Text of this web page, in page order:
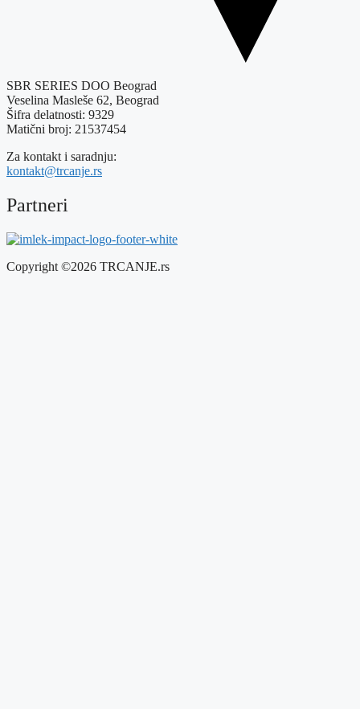
SBR SERIES DOO Beograd
Veselina Masleše 62, Beograd
Šifra delatnosti: 9329
Matični broj: 21537454
Za kontakt i saradnju:
kontakt@trcanje.rs
Partneri
Copyright ©2026 TRCANJE.rs